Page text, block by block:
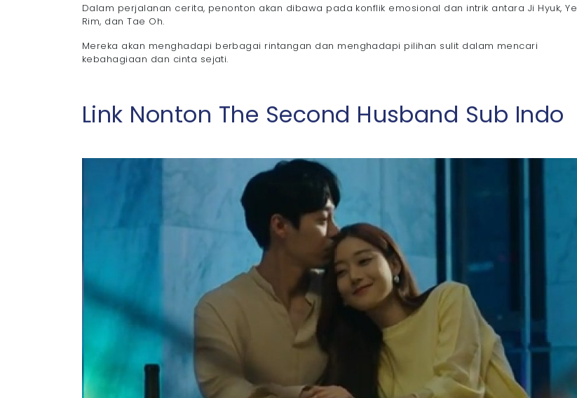
Dalam perjalanan cerita, penonton akan dibawa pada konflik emosional dan intrik antara Ji Hyuk, Ye
Rim, dan Tae Oh.
Mereka akan menghadapi berbagai rintangan dan menghadapi pilihan sulit dalam mencari
kebahagiaan dan cinta sejati.
Link Nonton The Second Husband Sub Indo